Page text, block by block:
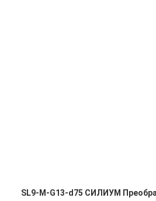
SL9-M-G13-d75 СИЛИУМ